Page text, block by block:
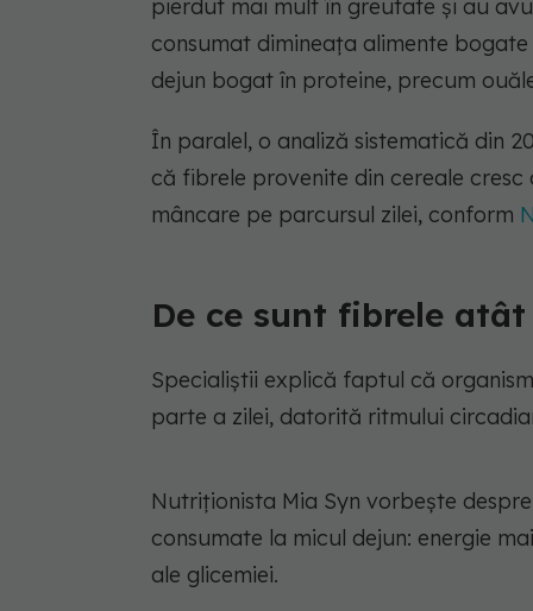
pierdut mai mult în greutate și au
consumat dimineața alimente
dejun bogat în proteine, precum
În paralel, o analiză sistematică din
că fibrele provenite din cereale
mâncare pe parcursul zilei, conform
De ce sunt fibrele
Specialiștii explică faptul că
parte a zilei, datorită ritmului
Nutriționista Mia Syn vorbește
consumate la micul dejun: energie
ale glicemiei.